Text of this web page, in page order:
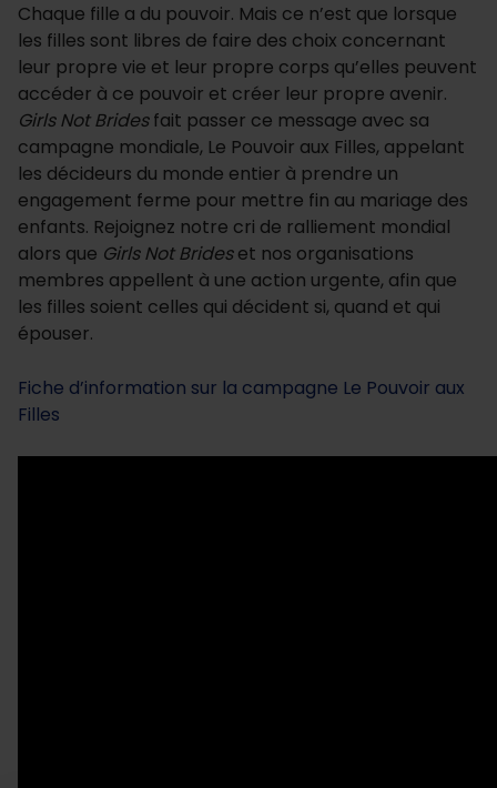
Chaque fille a du pouvoir. Mais ce n’est que lorsque
les filles sont libres de faire des choix concernant
leur propre vie et leur propre corps qu’elles peuvent
accéder à ce pouvoir et créer leur propre avenir.
Girls Not Bridesfait passer ce message avec sa
campagne mondiale, Le Pouvoir aux Filles, appelant
les décideurs du monde entier à prendre un
engagement ferme pour mettre fin au mariage des
enfants. Rejoignez notre cri de ralliement mondial
alors que Girls Not Brideset nos organisations
membres appellent à une action urgente, afin que
les filles soient celles qui décident si, quand et qui
épouser.
Fiche d’information sur la campagne Le Pouvoir aux
Filles